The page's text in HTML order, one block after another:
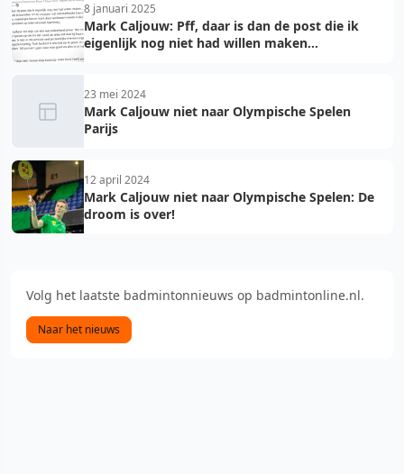
8 januari 2025
Mark Caljouw: Pff, daar is dan de post die ik
eigenlijk nog niet had willen maken...
23 mei 2024
Mark Caljouw niet naar Olympische Spelen
Parijs
12 april 2024
Mark Caljouw niet naar Olympische Spelen: De
droom is over!
Volg het laatste badmintonnieuws op badmintonline.nl.
Naar het nieuws